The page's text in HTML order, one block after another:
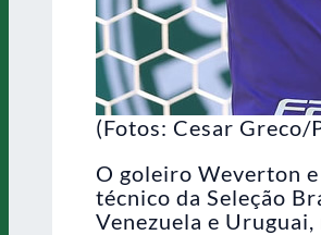
(Fotos: Cesar Greco/
O goleiro Weverton
técnico da Seleção
Venezuela e